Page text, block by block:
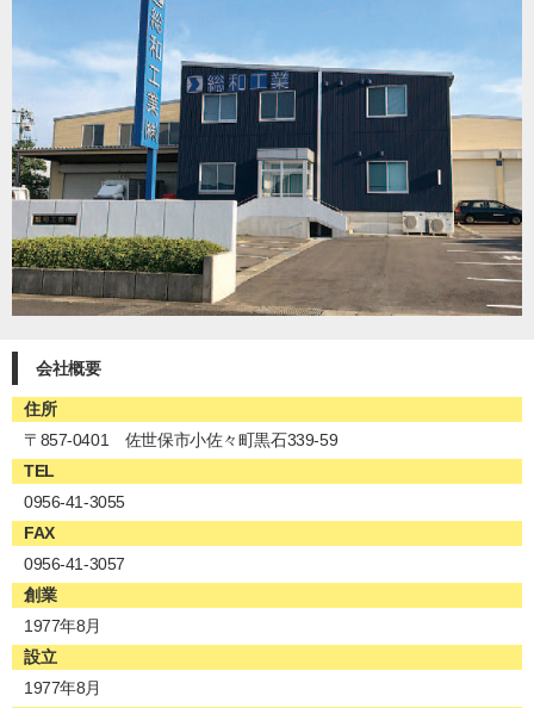
会社概要
住所
〒857-0401 佐世保市小佐々町黒石339-59
TEL
0956-41-3055
FAX
0956-41-3057
創業
1977年8月
設立
1977年8月